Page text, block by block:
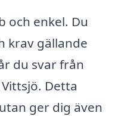
och enkel. Du
krav gällande
du svar från
Detta
ger dig även